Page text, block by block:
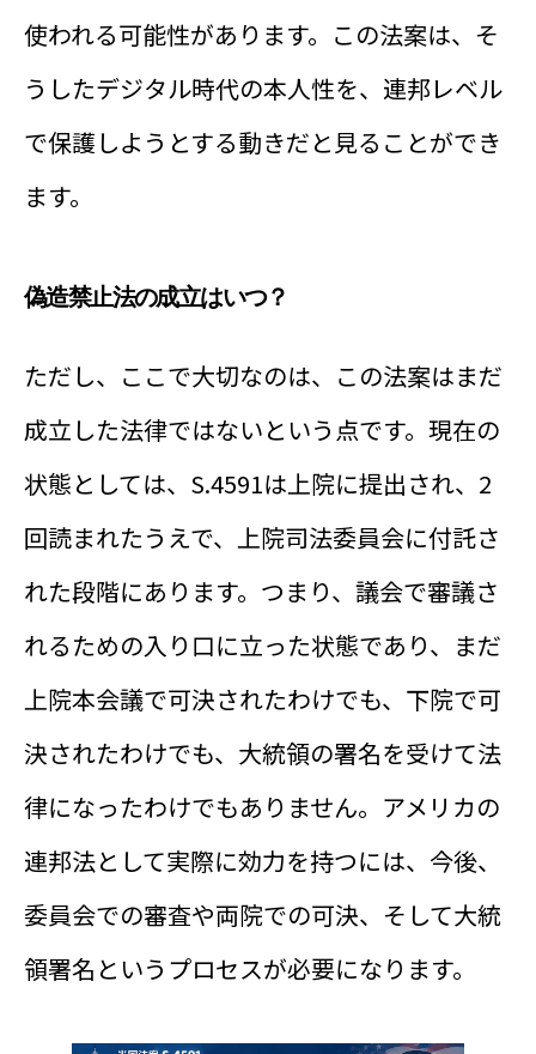
使われる可能性があります。この法案は、そ
うしたデジタル時代の本人性を、連邦レベル
で保護しようとする動きだと見ることができ
ます。
偽造禁止法の成立はいつ？
ただし、ここで大切なのは、この法案はまだ
成立した法律ではないという点です。現在の
状態としては、S.4591は上院に提出され、2
回読まれたうえで、上院司法委員会に付託さ
れた段階にあります。つまり、議会で審議さ
れるための入り口に立った状態であり、まだ
上院本会議で可決されたわけでも、下院で可
決されたわけでも、大統領の署名を受けて法
律になったわけでもありません。アメリカの
連邦法として実際に効力を持つには、今後、
委員会での審査や両院での可決、そして大統
領署名というプロセスが必要になります。